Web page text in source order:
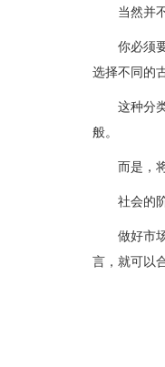
当然并
你必须
选择不同的
这种分
般。
而是，
社会的
做好市
言，就可以